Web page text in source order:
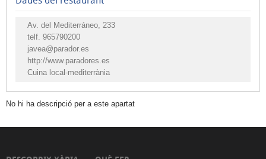
altres
Cuina
asiàtica
pizzes,
Av. del Mediterráneo, 233
telf. 965790200
javea@parador.es
http://www.paradores.es
Cuina local-mediterrània
No hi ha descripció per a este apartat